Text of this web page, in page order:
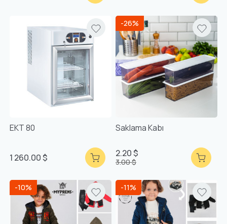
EKT 80
1 260.00 $
-26%
Saklama Kabı
2.20 $
3.00 $
-10% -11%